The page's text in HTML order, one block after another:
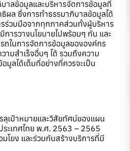
าลข้อมูลและบริหารจัดการข้อมูลที่
ผล ซึ่งการทำธรรมาภิบาลข้อมูลได้
รร่วมมือจากทุกภาคส่วนทั้งผู้บริหาร
ารวางนโยบายไปพร้อมๆ กัน และ
ในการจัดการข้อมูลขององค์กร
ามสำเร็จอื่นๆ ได้ รวมถึงความ
มูลได้เต็มที่อย่างที่ควรจะเป็น
ลุเป้าหมายและวิสัยทัศน์ของแผน
ะเทศไทย พ.ศ. 2563 – 2565
มโยง และร่วมกันสร้างบริการที่มี